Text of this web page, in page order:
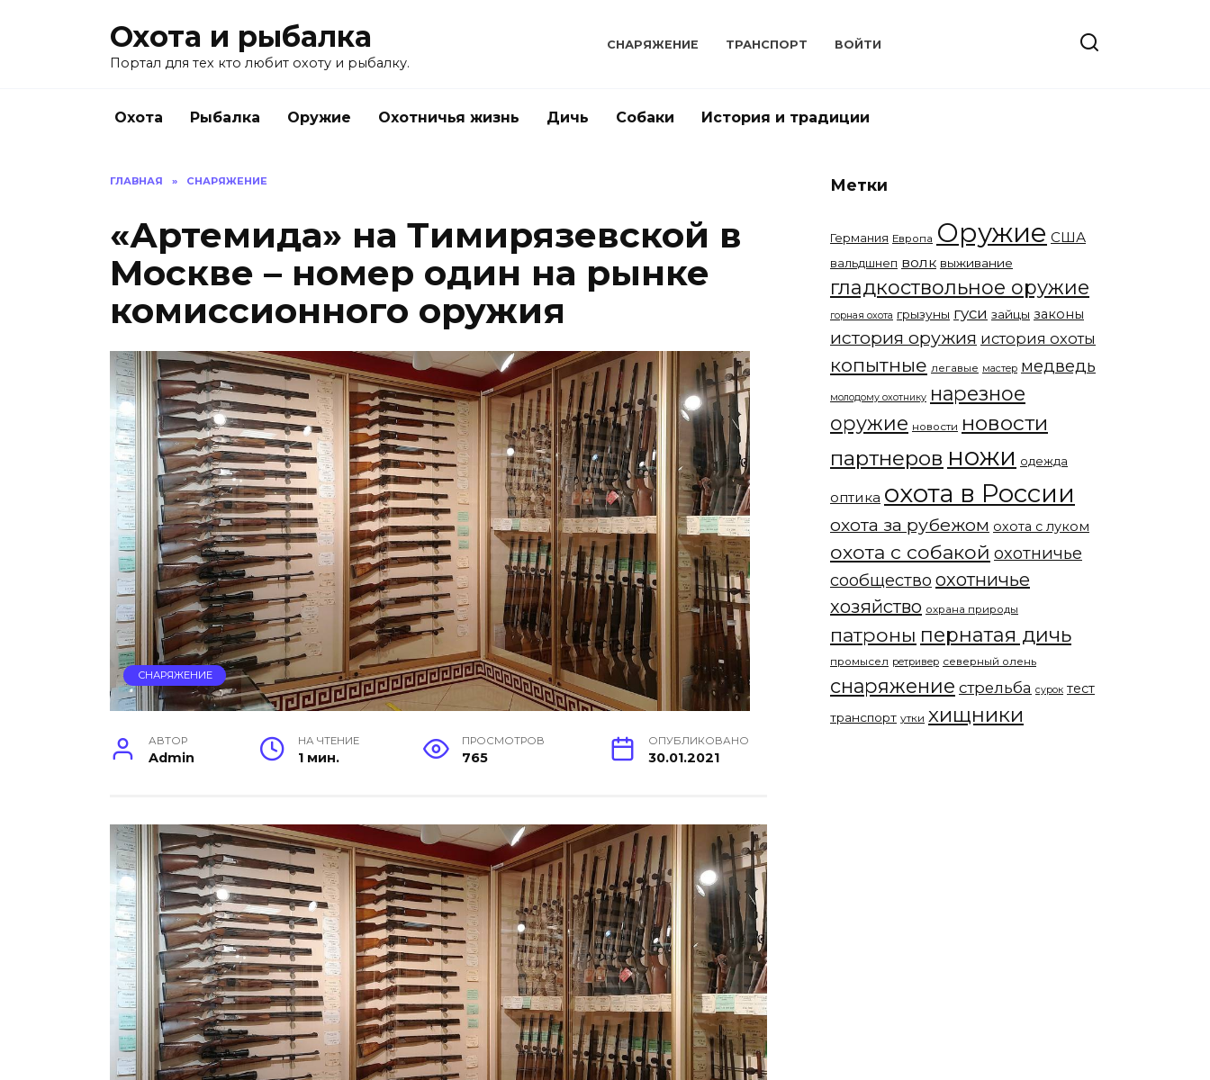
Охота и рыбалка
Портал для тех кто любит охоту и рыбалку.
СНАРЯЖЕНИЕ ТРАНСПОРТ ВОЙТИ
Охота Рыбалка Оружие Охотничья жизнь Дичь Собаки История и традиции
ГЛАВНАЯ » СНАРЯЖЕНИЕ
«Артемида» на Тимирязевской в
Москве – номер один на рынке
комиссионного оружия
СНАРЯЖЕНИЕ
АВТОР
Admin
НА ЧТЕНИЕ
1 мин.
ПРОСМОТРОВ
765
ОПУБЛИКОВАНО
30.01.2021
Метки
Германия Европа Оружие США
вальдшнеп волк выживание
гладкоствольное оружие
горная охота грызуны гуси зайцы законы
история оружия история охоты
копытные легавые мастер медведь
молодому охотнику нарезное
оружие новости новости
партнеров ножи одежда
оптика охота в России
охота за рубежом охота с луком
охота с собакой охотничье
сообщество охотничье
хозяйство охрана природы
патроны пернатая дичь
промысел ретривер северный олень
снаряжение стрельба сурок тест
транспорт утки хищники